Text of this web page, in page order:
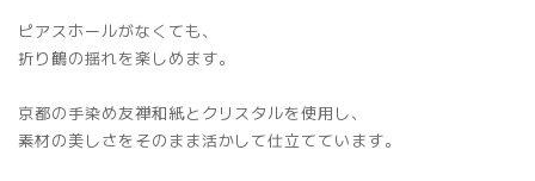
ピアスホールがなくても、
折り鶴の揺れを楽しめます。
京都の手染め友禅和紙とクリスタルを使用し、
素材の美しさをそのまま活かして仕立てています。